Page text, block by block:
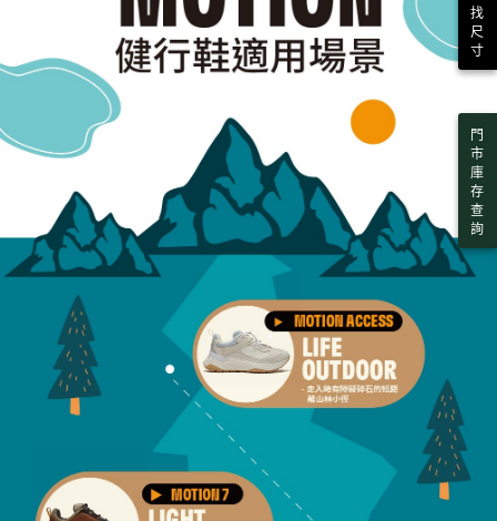
門
市
庫
存
查
詢
找
尺
寸